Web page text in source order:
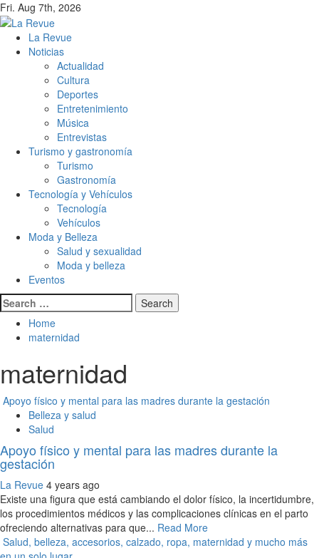
Skip
to
content
Fri. Aug 7th, 2026
Primary
Menu
La Revue
Noticias
Actualidad
Cultura
Deportes
Entretenimiento
Música
Entrevistas
Turismo y gastronomía
Turismo
Gastronomía
Tecnología y Vehículos
Tecnología
Vehículos
Moda y Belleza
Salud y sexualidad
Moda y belleza
Eventos
Search
for:
Home
maternidad
maternidad
Apoyo físico y mental para las madres durante la gestación
Belleza y salud
Salud
Apoyo físico y mental para las madres durante la
gestación
La Revue 4 years ago
Existe una figura que está cambiando el dolor físico, la incertidumbre,
los procedimientos médicos y las complicaciones clínicas en el parto
ofreciendo alternativas para que... Read More
Salud, belleza, accesorios, calzado, ropa, maternidad y mucho más